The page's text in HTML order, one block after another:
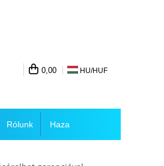
0,00 HU/HUF
Rólunk Haza